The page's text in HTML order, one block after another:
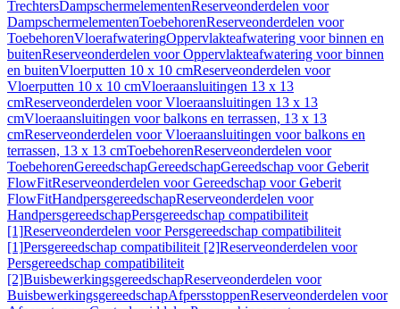
TrechtersDampschermelementenReserveonderdelen voor
DampschermelementenToebehorenReserveonderdelen voor
ToebehorenVloerafwateringOppervlakteafwatering voor binnen en
buitenReserveonderdelen voor Oppervlakteafwatering voor binnen
en buitenVloerputten 10 x 10 cmReserveonderdelen voor
Vloerputten 10 x 10 cmVloeraansluitingen 13 x 13
cmReserveonderdelen voor Vloeraansluitingen 13 x 13
cmVloeraansluitingen voor balkons en terrassen, 13 x 13
cmReserveonderdelen voor Vloeraansluitingen voor balkons en
terrassen, 13 x 13 cmToebehorenReserveonderdelen voor
ToebehorenGereedschapGereedschapGereedschap voor Geberit
FlowFitReserveonderdelen voor Gereedschap voor Geberit
FlowFitHandpersgereedschapReserveonderdelen voor
HandpersgereedschapPersgereedschap compatibiliteit
[1]Reserveonderdelen voor Persgereedschap compatibiliteit
[1]Persgereedschap compatibiliteit [2]Reserveonderdelen voor
Persgereedschap compatibiliteit
[2]BuisbewerkingsgereedschapReserveonderdelen voor
BuisbewerkingsgereedschapAfpersstoppenReserveonderdelen voor